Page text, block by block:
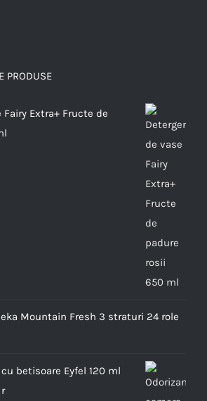
PRODUSE
Extra+ Fructe de
Mountain Fresh 3 straturi 24 role
betisoare Eyfel 120 ml